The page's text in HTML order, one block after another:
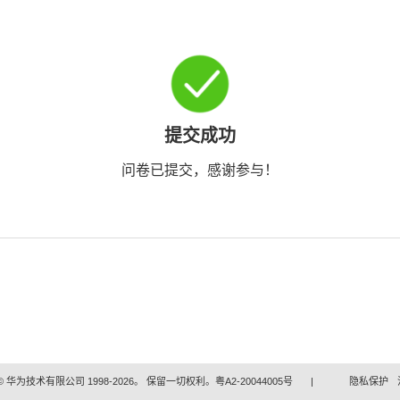
提交成功
问卷已提交，感谢参与！
华为技术有限公司 1998-2026。 保留一切权利。粤A2-20044005号 | 隐私保护